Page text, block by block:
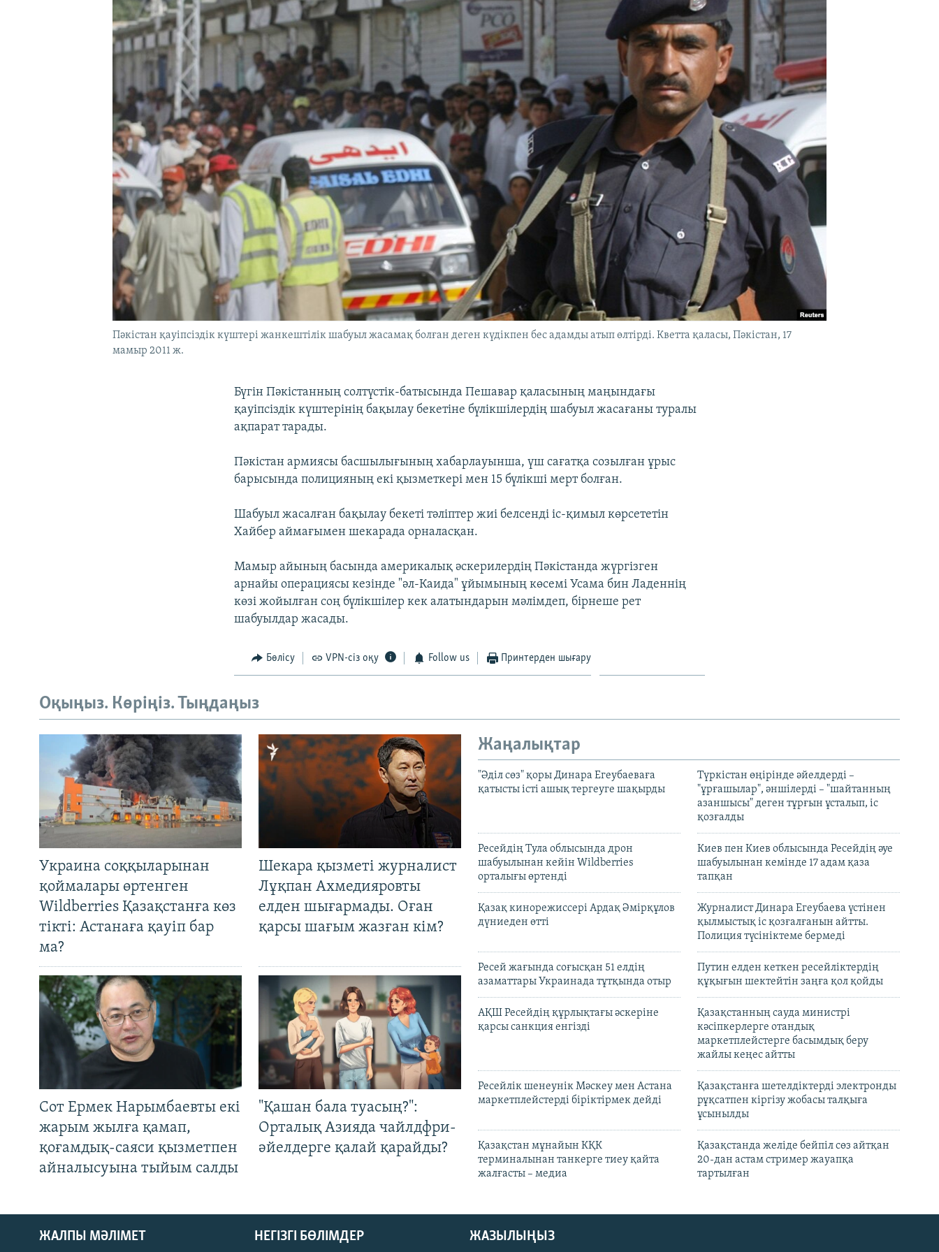
Пәкістан қауіпсіздік күштері жанкештілік шабуыл жасамақ болған деген күдікпен бес адамды атып өлтірді. Кветта қаласы, Пәкістан, 17
мамыр 2011 ж.
Бүгін Пәкістанның солтүстік-батысында Пешавар қаласының маңындағы
қауіпсіздік күштерінің бақылау бекетіне бүлікшілердің шабуыл жасағаны туралы
ақпарат тарады.
Пәкістан армиясы басшылығының хабарлауынша, үш сағатқа созылған ұрыс
барысында полицияның екі қызметкері мен 15 бүлікші мерт болған.
Шабуыл жасалған бақылау бекеті тәліптер жиі белсенді іс-қимыл көрсететін
Хайбер аймағымен шекарада орналасқан.
Мамыр айының басында америкалық әскерилердің Пәкістанда жүргізген
арнайы операциясы кезінде "әл-Каида" ұйымының көсемі Усама бин Ладеннің
көзі жойылған соң бүлікшілер кек алатындарын мәлімдеп, бірнеше рет
шабуылдар жасады.
Бөлісу VPN-сіз оқу Follow us Принтерден шығару
Оқыңыз. Көріңіз. Тыңдаңыз
Украина соққыларынан
қоймалары өртенген
Wildberries Қазақстанға көз
тікті: Астанаға қауіп бар
ма?
Шекара қызметі журналист
Лұқпан Ахмедияровты
елден шығармады. Оған
қарсы шағым жазған кім?
Сот Ермек Нарымбаевты екі
жарым жылға қамап,
қоғамдық-саяси қызметпен
айналысуына тыйым салды
"Қашан бала туасың?":
Орталық Азияда чайлдфри-
әйелдерге қалай қарайды?
Жаңалықтар
"Әділ сөз" қоры Динара Егеубаеваға
қатысты істі ашық тергеуге шақырды
Түркістан өңірінде әйелдерді –
"ұрғашылар", әншілерді – "шайтанның
азаншысы" деген тұрғын ұсталып, іс
қозғалды
Ресейдің Тула облысында дрон
шабуылынан кейін Wildberries
орталығы өртенді
Киев пен Киев облысында Ресейдің әуе
шабуылынан кемінде 17 адам қаза
тапқан
Қазақ кинорежиссері Ардақ Әмірқұлов
дүниеден өтті
Журналист Динара Егеубаева үстінен
қылмыстық іс қозғалғанын айтты.
Полиция түсініктеме бермеді
Ресей жағында соғысқан 51 елдің
азаматтары Украинада тұтқында отыр
Путин елден кеткен ресейліктердің
құқығын шектейтін заңға қол қойды
АҚШ Ресейдің құрлықтағы әскеріне
қарсы санкция енгізді
Қазақстанның сауда министрі
кәсіпкерлерге отандық
маркетплейстерге басымдық беру
жайлы кеңес айтты
Ресейлік шенеунік Мәскеу мен Астана
маркетплейстерді біріктірмек дейді
Қазақстанға шетелдіктерді электронды
рұқсатпен кіргізу жобасы талқыға
ұсынылды
Қазақстан мұнайын КҚК
терминалынан танкерге тиеу қайта
жалғасты – медиа
Қазақстанда желіде бейпіл сөз айтқан
20-дан астам стример жауапқа
тартылған
ЖАЗЫЛЫҢЫЗ
ЖАЛПЫ МӘЛІМЕТ НЕГІЗГІ БӨЛІМДЕР